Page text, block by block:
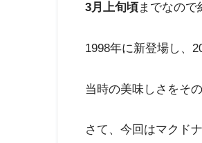
3月上旬頃までなの
1998年に新登場し、
当時の美味しさをそ
さて、今回はマクド